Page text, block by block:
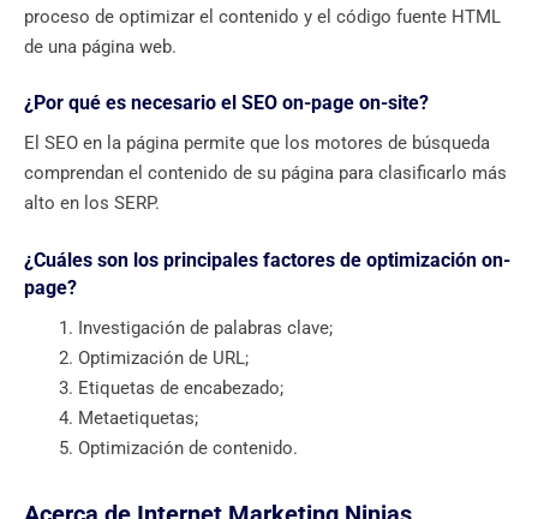
proceso de optimizar el contenido y el código fuente HTML
de una página web.
¿Por qué es necesario el SEO on-page on-site?
El SEO en la página permite que los motores de búsqueda
comprendan el contenido de su página para clasificarlo más
alto en los SERP.
¿Cuáles son los principales factores de optimización on-
page?
Investigación de palabras clave;
Optimización de URL;
Etiquetas de encabezado;
Metaetiquetas;
Optimización de contenido.